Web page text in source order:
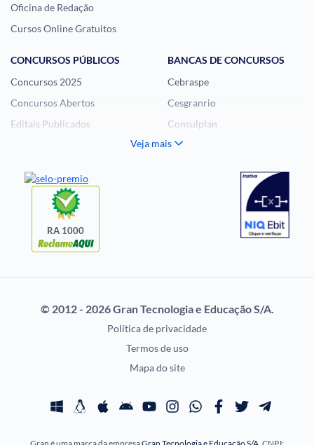
Oficina de Redação
Cursos Online Gratuitos
CONCURSOS PÚBLICOS
Concursos 2025
Concursos Abertos
Editais Publicados
Questões de Concurso
BANCAS DE CONCURSOS
Cebraspe
Cesgranrio
Consulplan
FCC
CONCURSOS POR
Concursos Militares
EXAME DE ORDEM
OAB
Prova OAB
Calendário OAB
Questões OAB
Exame de Ordem
Veja mais
RA 1000
© 2012 - 2026 Gran Tecnologia e Educação S/A.
Política de privacidade
Termos de uso
Mapa do site